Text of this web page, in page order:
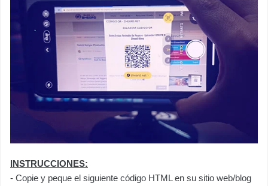
INSTRUCCIONES:
- Copie y peque el siguiente código HTML en su sitio web/blog